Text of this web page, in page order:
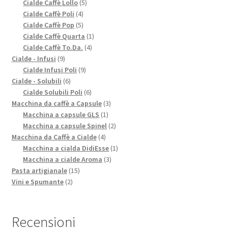
Cialde Caffè Lollo 55
Cialde Caffè Poli 44
prodotti
Cialde Caffè Pop 55
prodotti
Cialde Caffè Quarta 11
Cialde Caffè To.Da. 44
Cialde - Infusi 99
prodotti
Cialde Infusi Poli 99
Cialde - Solubili 66
prodotti
Cialde Solubili Poli 66
prodotti
Macchina da caffè a Capsule 33
Macchina a capsule GLS 11
prodotto
Macchina a capsule Spinel 22
Macchina da Caffè a Cialde 44
prodotti
Macchina a cialda DidiEsse 11
Macchina a cialde Aroma 33
Pasta artigianale 1515
Vini e Spumante 22
Recensioni